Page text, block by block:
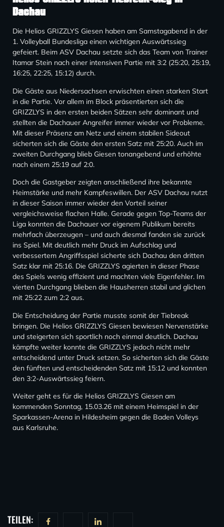
Dachau
Die Helios GRIZZLYS Giesen haben am Samstagabend in der
1. Volleyball Bundesliga einen wichtigen Auswärtssieg
gefeiert. Beim ASV Dachau setzte sich das Team von Trainer
Itamar Stein nach einer intensiven Partie mit 3:2 (25:20, 25:19,
16:25, 22:25, 15:12) durch.
Die Gäste aus Niedersachsen erwischten einen starken Start
in die Partie. Vor allem im Block präsentierten sich die
GRIZZLYS in den ersten beiden Sätzen sehr dominant und
stellten die Dachauer Angreifer immer wieder vor Probleme.
Mit dieser Präsenz am Netz und einem stabilen Sideout
sicherten sich die Gäste den ersten Satz mit 25:20. Auch im
zweiten Durchgang blieb Giesen tonangebend und erhöhte
nach einem 25:19 auf 2:0.
Doch die Gastgeber zeigten anschließend ihre bekannte
Heimstärke und mehr Kampfeswillen. Der ASV Dachau nutzt
in dieser Saison immer wieder den Vorteil seiner
vergleichsweise flachen Halle. Gerade gegen Top-Teams der
Liga konnten die Dachauer vor eigenem Publikum bereits
mehrfach überzeugen – und auch diesmal fanden sie zurück
ins Spiel. Mit deutlich mehr Druck im Aufschlag und
verbessertem Angriffsspiel sicherte sich Dachau den dritten
Satz klar mit 25:16. Die GRIZZLYS agierten in dieser Phase
des Spiels wenig effizient und machten viele Eigenfehler. Im
vierten Durchgang blieben die Hausherren stabil und glichen
mit 25:22 zum 2:2 aus.
Die Entscheidung der Partie musste somit der Tiebreak
bringen. Die Helios GRIZZLYS Giesen bewiesen Nervenstärke
und steigerten sich sportlich noch einmal deutlich. Dachau
kämpfte weiter konnte die GRIZZLYS jedoch nicht mehr
entscheidend unter Druck setzen. So sicherten sich die Gäste
den fünften und entscheidenden Satz mit 15:12 und konnten
den 3:2-Auswärtssieg feiern.
Weiter geht es für die Helios GRIZZLYS Giesen am
kommenden Sonntag, 15.03.26 mit einem Heimspiel in der
Sparkassen-Arena in Hildesheim gegen die Baden Volleys
aus Karlsruhe.
TEILEN: